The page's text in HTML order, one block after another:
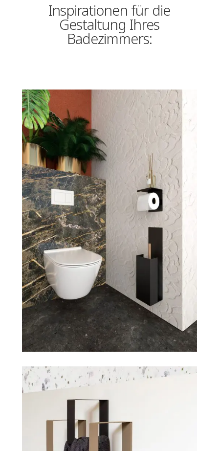
Inspirationen für die
Gestaltung Ihres
Badezimmers: